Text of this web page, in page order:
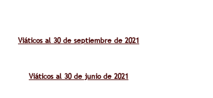
Viáticos al 30 de septiembre de 2021
Viáticos al 30 de junio de 2021